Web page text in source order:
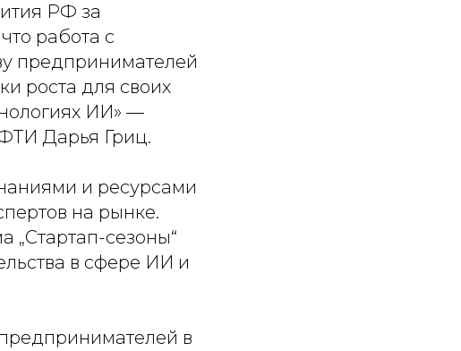
РФ за
работа с
предпринимателей
роста для своих
ИИ» —
Дарья Гриц.
и ресурсами
на рынке.
„Стартап-сезоны“
в сфере ИИ и
в